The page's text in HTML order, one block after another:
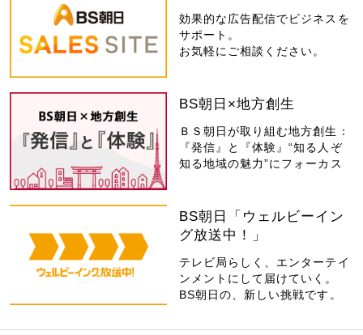
効果的な広告配信でビジネスを
サポート。
お気軽にご相談ください。
BS朝日×地方創生
ＢＳ朝日が取り組む地方創生：
『発信』と『体験』“知る人ぞ
知る地域の魅力”にフォーカス
BS朝日「ウェルビーイン
グ放送中！」
テレビ局らしく、エンターテイ
ンメントにして届けていく。
BS朝日の、新しい挑戦です。